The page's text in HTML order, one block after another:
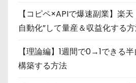
【コピペ×APIで爆速副業】楽
自動化”して量産＆収益化する
【理論編】1週間で0→1できる
構築する方法